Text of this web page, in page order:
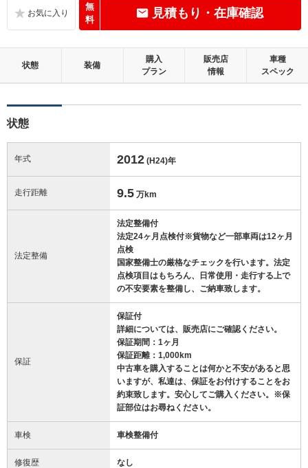
無
料
見積もり・在庫確認
状態 装備
購入
プラン
販売店
情報
車種
スペック
状態
年式 2012 (H24)年
走行距離 9.5 万km
法定整備
法定整備付
法定24ヶ月点検付※貨物など一部車両は12ヶ月
点検
国家整備士の厳格なチェックを行います。法定
点検項目はもちろん、日常使用・走行する上で
の不安要素を整備し、ご納車致します。
保証
保証付
詳細については、販売店にご確認ください。
保証期間：1ヶ月
保証距離：1,000km
中古車を購入することは何かと不安があると思
いますが、私達は、保証をお付けすることをお
約束致します。安心してご購入ください。※保
証部位はお尋ねください。
車検 車検整備付
修復歴 なし